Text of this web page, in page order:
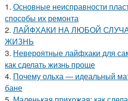
1. Основные неисправности
способы их ремонта
2. ЛАЙФХАКИ НА ЛЮБОЙ
ЖИЗНЬ
3. Невероятные лайфхаки для
как сделать жизнь проще
4. Почему ольха — идеальный
бане